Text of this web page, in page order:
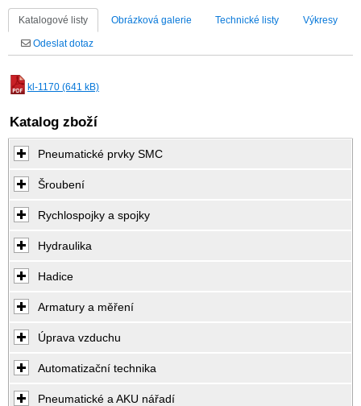
Katalogové listy Obrázková galerie Technické listy Výkresy
Odeslat dotaz
kl-1170 (641 kB)
Katalog zboží
Pneumatické prvky SMC
Šroubení
Rychlospojky a spojky
Hydraulika
Hadice
Armatury a měření
Úprava vzduchu
Automatizační technika
Pneumatické a AKU nářadí